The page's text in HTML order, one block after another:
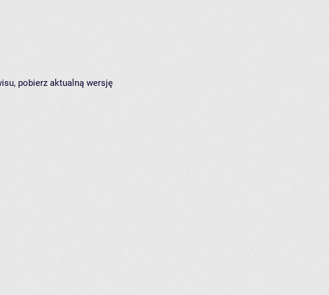
pobierz aktualną wersję